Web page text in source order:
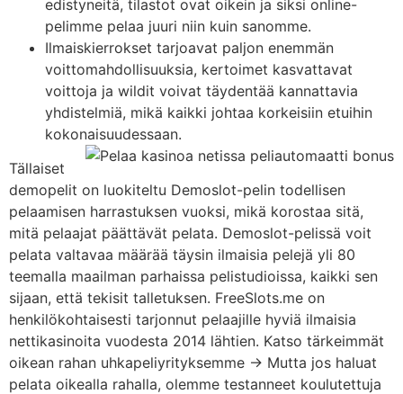
edistyneitä, tilastot ovat oikein ja siksi online-
pelimme pelaa juuri niin kuin sanomme.
Ilmaiskierrokset tarjoavat paljon enemmän
voittomahdollisuuksia, kertoimet kasvattavat
voittoja ja wildit voivat täydentää kannattavia
yhdistelmiä, mikä kaikki johtaa korkeisiin etuihin
kokonaisuudessaan.
Tällaiset
demopelit on luokiteltu Demoslot-pelin todellisen
pelaamisen harrastuksen vuoksi, mikä korostaa sitä,
mitä pelaajat päättävät pelata. Demoslot-pelissä voit
pelata valtavaa määrää täysin ilmaisia ​​pelejä yli 80
teemalla maailman parhaissa pelistudioissa, kaikki sen
sijaan, että tekisit talletuksen. FreeSlots.me on
henkilökohtaisesti tarjonnut pelaajille hyviä ilmaisia ​​
nettikasinoita vuodesta 2014 lähtien. Katso tärkeimmät
oikean rahan uhkapeliyrityksemme → Mutta jos haluat
pelata oikealla rahalla, olemme testanneet koulutettuja